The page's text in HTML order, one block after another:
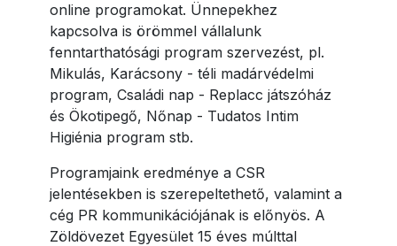
online programokat. Ünnepekhez
kapcsolva is örömmel vállalunk
fenntarthatósági program szervezést, pl.
Mikulás, Karácsony - téli madárvédelmi
program, Családi nap - Replacc játszóház
és Ökotipegő, Nőnap - Tudatos Intim
Higiénia program stb.
Programjaink eredménye a CSR
jelentésekben is szerepeltethető, valamint a
cég PR kommunikációjának is előnyös. A
Zöldövezet Egyesület 15 éves múlttal